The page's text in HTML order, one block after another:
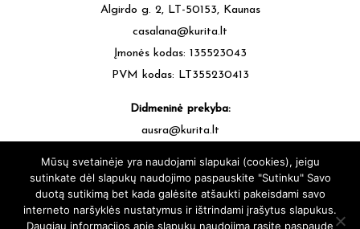
Algirdo g. 2, LT-50153, Kaunas
casalana@kurita.lt
Įmonės kodas: 135523043
PVM kodas: LT355230413
Didmeninė prekyba:
ausra@kurita.lt
Mūsų svetainėje yra naudojami slapukai (cookies), jeigu
sutinkate dėl slapukų naudojimo paspauskite "Sutinku" Savo
duotą sutikimą bet kada galėsite atšaukti pakeisdami savo
interneto naršyklės nustatymus ir ištrindami įrašytus slapukus.
Daugiau informacijos apie slapukų naudojimą rasite paspaude